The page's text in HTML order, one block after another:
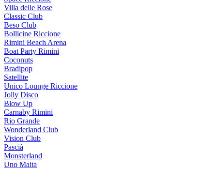
Villa delle Rose
Classic Club
Beso Club
Bollicine Riccione
Rimini Beach Arena
Boat Party Rimini
Coconuts
Bradipop
Satellite
Unico Lounge Riccione
Jolly Disco
Blow Up
Carnaby Rimini
Rio Grande
Wonderland Club
Vision Club
Pascià
Monsterland
Uno Malta